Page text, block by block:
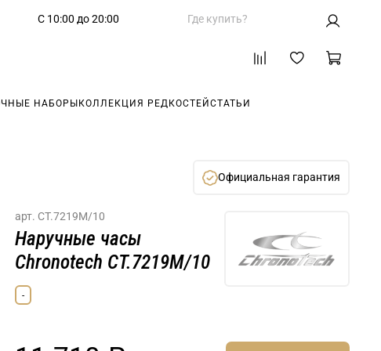
С 10:00 до 20:00 Где купить?
НАБОРЫ КОЛЛЕКЦИЯ РЕДКОСТЕЙ СТАТЬИ
Официальная гарантия
арт. CT.7219M/10
Наручные часы
Chronotech CT.7219M/10
-